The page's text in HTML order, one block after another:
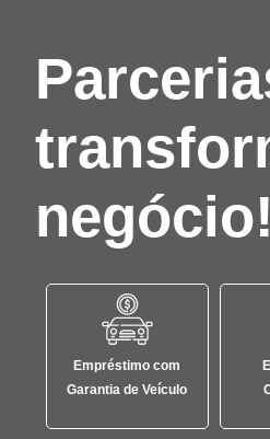
negócio!
Empréstimo com
Garantia de Veículo